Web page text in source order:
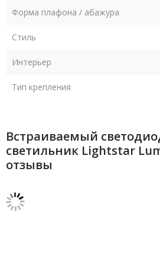
Форма плафона / абажура
Стиль
Интерьер
Тип крепления
Встраиваемый
светильник Lightstar
отзывы